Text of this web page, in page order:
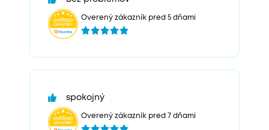
Overený zákazník pred 5 dňami
spokojný
Overený zákazník pred 7 dňami